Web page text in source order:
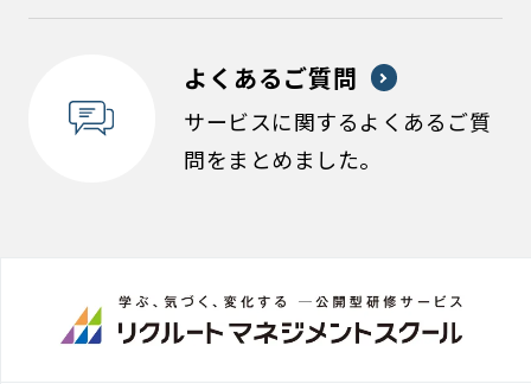
よくあるご質問
サービスに関するよくあるご質
問をまとめました。